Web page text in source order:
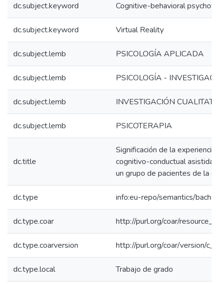
dc.subject.keyword Cognitive-behavioral
dc.subject.keyword Virtual Reality
dc.subject.lemb PSICOLOGÍA APLICADA
dc.subject.lemb PSICOLOGÍA -
dc.subject.lemb INVESTIGACIÓN
dc.subject.lemb PSICOTERAPIA
dc.title
Significación de la
cognitivo-conductual asistida
un grupo de pacientes de la
dc.type info:eu-repo/semantics/
dc.type.coar http://purl.org/coar/
dc.type.coarversion http://purl.org/coar/version/
dc.type.local Trabajo de grado